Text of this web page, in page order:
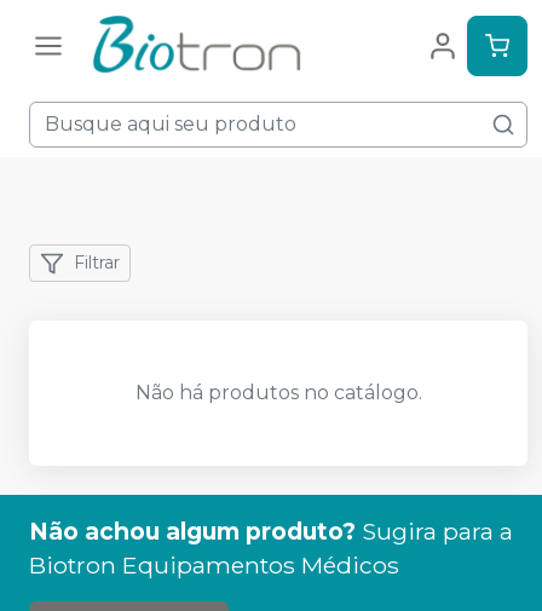
Filtrar
Não há produtos no catálogo.
Não achou algum produto? Sugira para a
Biotron Equipamentos Médicos